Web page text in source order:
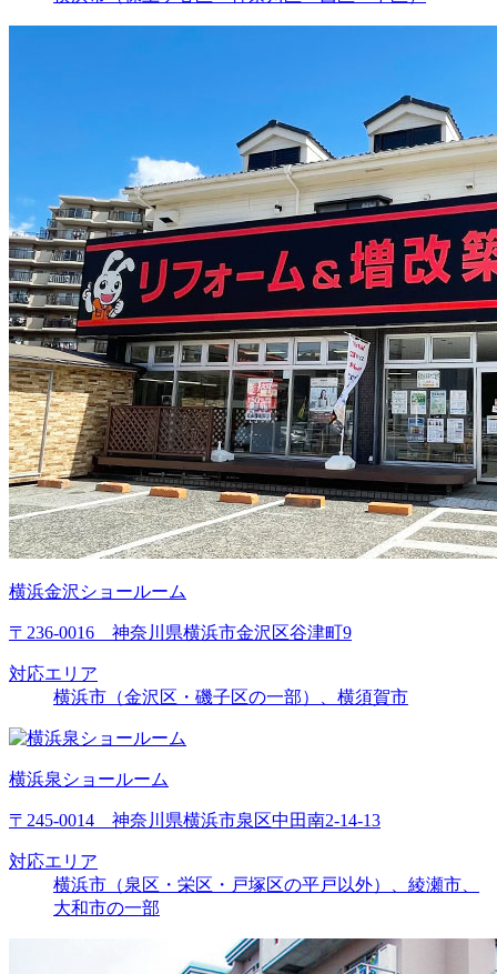
横浜金沢ショールーム
〒236-0016 神奈川県横浜市金沢区谷津町9
対応エリア
横浜市（金沢区・磯子区の一部）、横須賀市
横浜泉ショールーム
〒245-0014 神奈川県横浜市泉区中田南2-14-13
対応エリア
横浜市（泉区・栄区・戸塚区の平戸以外）、綾瀬市、
大和市の一部